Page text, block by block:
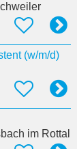
(w/m/d)
im Rottal